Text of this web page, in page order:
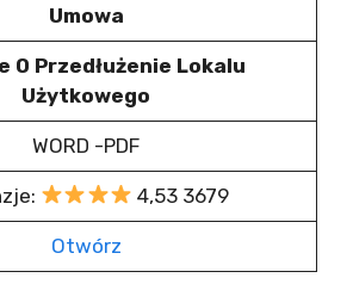
Umowa
O Przedłużenie Lokalu
Użytkowego
WORD -PDF
4,53 3679
Otwórz